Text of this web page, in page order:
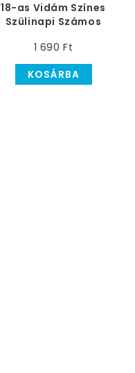
18-as Vidám Színes
Szülinapi Számos
1 690 Ft
KOSÁRBA